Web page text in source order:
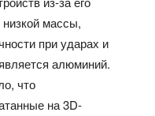
массы,
при ударах и
алюминий.
что
на 3D-